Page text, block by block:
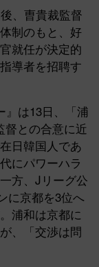
、曺貴裁監督
制のもと、好
就任が決定的
導者を招聘す
は13日、「浦
督との合意に近
日韓国人であ
にパワーハラ
方、Jリーグ公
に京都を3位へ
浦和は京都に
、「交渉は問